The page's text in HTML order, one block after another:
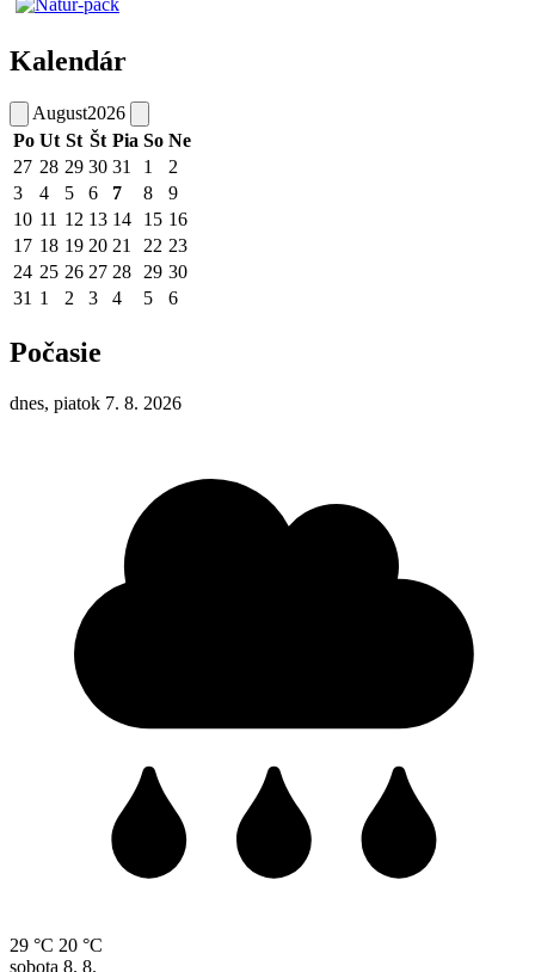
Kalendár
August2026
Po Ut St Št Pia So Ne
27 28 29 30 31 1
2
3
4 5 6 7 8
9
10 11 12 13 14 15 16
17 18 19 20 21 22 23
24 25 26 27 28 29 30
31 1 2 3 4 5 6
Počasie
dnes, piatok 7. 8. 2026
29 °C 20 °C
sobota 8. 8.